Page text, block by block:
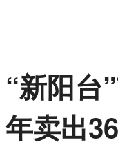
“新阳台
年卖出